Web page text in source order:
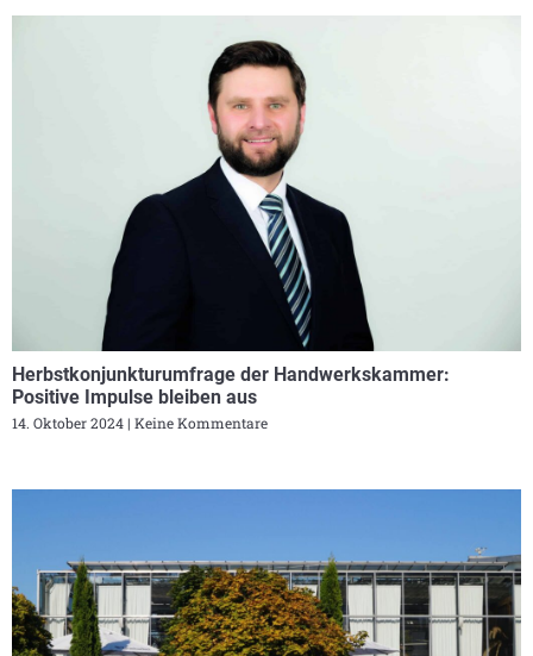
Herbstkonjunkturumfrage der Handwerkskammer:
Positive Impulse bleiben aus
14. Oktober 2024 Keine Kommentare